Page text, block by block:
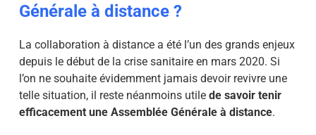
Générale à distance ?
La collaboration à distance a été l’un des grands enjeux
depuis le début de la crise sanitaire en mars 2020. Si
l’on ne souhaite évidemment jamais devoir revivre une
telle situation, il reste néanmoins utile de savoir tenir
efficacement une Assemblée Générale à distance.